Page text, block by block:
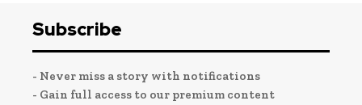
Subscribe
- Never miss a story with notifications
- Gain full access to our premium content